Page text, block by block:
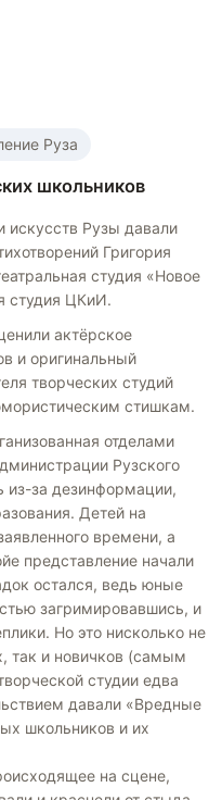
Руза
школьников
искусств Рузы давали
Григория
студия «Новое
студия ЦКиИ.
актёрское
и оригинальный
творческих студий
стишкам.
отделами
Рузского
из-за дезинформации,
Детей на
времени, а
представление начали
остался, ведь юные
загримировавшись, и
Но это нисколько не
так и новичков (самым
студии едва
давали «Вредные
школьников и их
на сцене,